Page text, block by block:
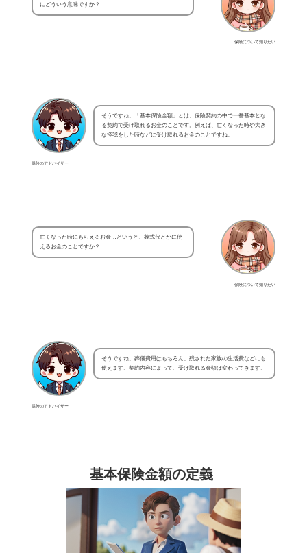
保険について知りたい
にどういう意味ですか？
保険のアドバイザー
そうですね。「基本保険金額」とは、保険契約の中で一番基本とな
る契約で受け取れるお金のことです。例えば、亡くなった時や大き
な怪我をした時などに受け取れるお金のことですね。
保険について知りたい
亡くなった時にもらえるお金…というと、葬式代とかに使
えるお金のことですか？
保険のアドバイザー
そうですね。葬儀費用はもちろん、残された家族の生活費などにも
使えます。契約内容によって、受け取れる金額は変わってきます。
基本保険金額の定義